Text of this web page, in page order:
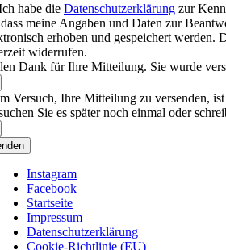
habe die Datenschutzerklärung zur
meine Angaben und Daten zur
erhoben und gespeichert werden.
widerrufen.
Dank für Ihre Mitteilung. Sie wurde
Versuch, Ihre Mitteilung zu versenden,
Sie es später noch einmal oder
Instagram
Facebook
Startseite
Impressum
Datenschutzerklärung
Cookie-Richtlinie (EU)